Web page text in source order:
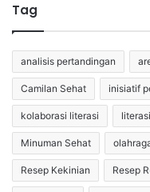
Tag
analisis pertandingan
Camilan Sehat inisiatif
kolaborasi literasi
Minuman Sehat
Resep Kekinian Resep